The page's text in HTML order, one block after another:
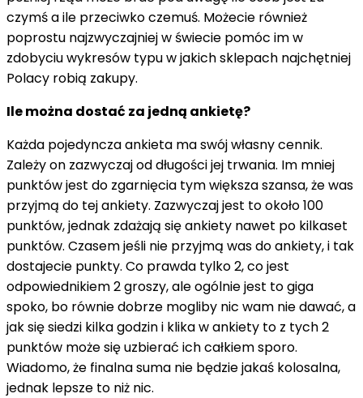
czymś a ile przeciwko czemuś. Możecie również
poprostu najzwyczajniej w świecie pomóc im w
zdobyciu wykresów typu w jakich sklepach najchętniej
Polacy robią zakupy.
Ile można dostać za jedną ankietę?
Każda pojedyncza ankieta ma swój własny cennik.
Zależy on zazwyczaj od długości jej trwania. Im mniej
punktów jest do zgarnięcia tym większa szansa, że was
przyjmą do tej ankiety. Zazwyczaj jest to około 100
punktów, jednak zdażają się ankiety nawet po kilkaset
punktów. Czasem jeśli nie przyjmą was do ankiety, i tak
dostajecie punkty. Co prawda tylko 2, co jest
odpowiednikiem 2 groszy, ale ogólnie jest to giga
spoko, bo równie dobrze mogliby nic wam nie dawać, a
jak się siedzi kilka godzin i klika w ankiety to z tych 2
punktów może się uzbierać ich całkiem sporo.
Wiadomo, że finalna suma nie będzie jakaś kolosalna,
jednak lepsze to niż nic.